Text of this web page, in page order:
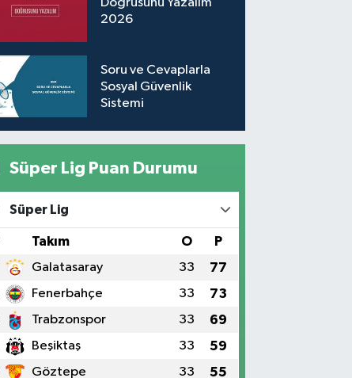
Açıklandı
Doğrusunu Yazalım
2026
Soru ve Cevaplarla
Sosyal Güvenlik
Sistemi
Süper Lig Puan Durumu
Süper Lig
Takım O P
Galatasaray 33 77
Fenerbahçe 33 73
Trabzonspor 33 69
Beşiktaş 33 59
Göztepe 33 55